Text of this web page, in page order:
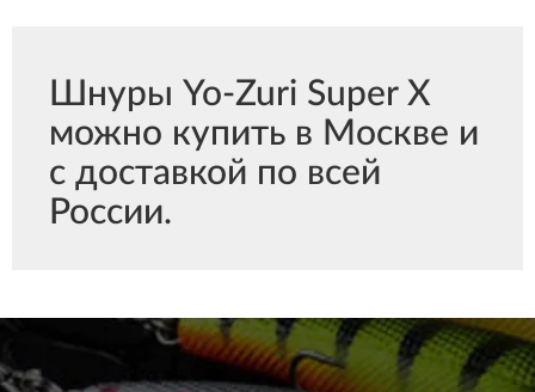
Шнуры Yo-Zuri Super X
можно купить в Москве и
с доставкой по всей
России.